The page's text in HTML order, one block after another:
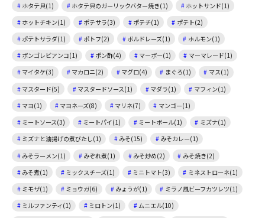
ホタテ貝(1)
ホタテ貝のガーリックバター焼き(1)
ホットサンド(1)
ホットチキン(1)
ポテサラ(3) ポテチ(1)
ポテト(2)
ポテトサラダ(1)
ポトフ(2) ボルドレーズ(1)
ホルモン(1)
ボンゴレビアンコ(1)
ポン酢(4) マーボー(1)
マーマレード(1)
マイタケ(3)
マカロニ(2) マグロ(4) まぐろ(1)
マス(1)
マスタード(5)
マスタードソース(1) マダラ(1)
マフィン(1)
マヨ(1)
マヨネーズ(8) マリネ(7)
マンゴー(1)
ミートソース(3)
ミートパイ(1) ミートボール(1)
ミズナ(1)
ミズナと油揚げの煮びたし(1)
みそ(15)
みそカレー(1)
みそラーメン(1)
みぞれ煮(1) みそ炒め(2)
みそ焼き(2)
みそ煮(1)
ミックスチーズ(1) ミニトマト(3)
ミネストローネ(1)
ミモザ(1)
ミョウガ(6) みょうが(1)
ミラノ風ビーフカツレツ(1)
ミルファンティ(1)
ミロトン(1)
ムニエル(10)